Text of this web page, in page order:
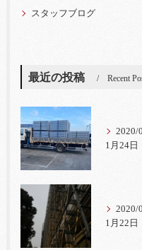
スタッフブログ
最近の投稿 Recent
2020/
1月24日
2020/
1月22日